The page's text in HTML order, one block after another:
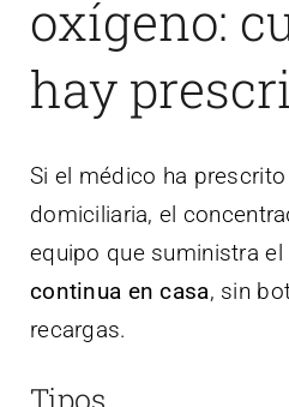
oxígeno:
hay
Si el médico ha
domiciliaria, el
equipo que suministra
continua en casa, sin
recargas.